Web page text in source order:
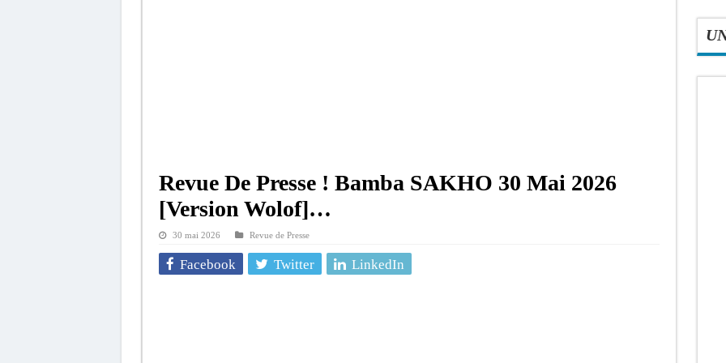
Revue De Presse ! Bamba SAKHO 30 Mai 2026
[Version Wolof]…
30 mai 2026 Revue de Presse
Facebook Twitter LinkedIn